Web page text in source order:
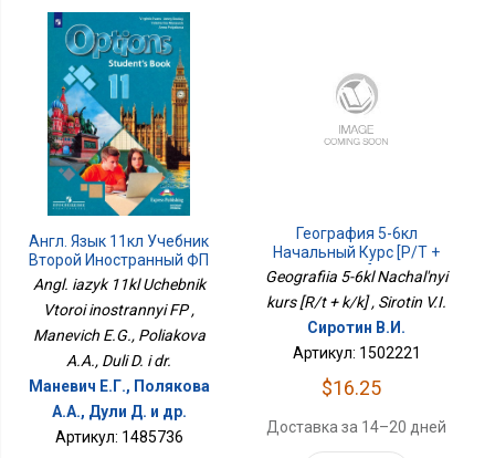
Англ. Язык 11кл Учебник
Второй Иностранный ФП
Angl. iazyk 11kl Uchebnik
Vtoroi inostrannyi FP ,
Manevich E.G., Poliakova
A.A., Duli D. i dr.
Маневич Е.Г., Полякова
А.А., Дули Д. и др.
Артикул: 1485736
География 5-6кл
Начальный Курс [Р/т +
К/к]
Geografiia 5-6kl Nachal'nyi
kurs [R/t + k/k] , Sirotin V.I.
Сиротин В.И.
Артикул: 1502221
$16.25
Доставка за 14–20 дней